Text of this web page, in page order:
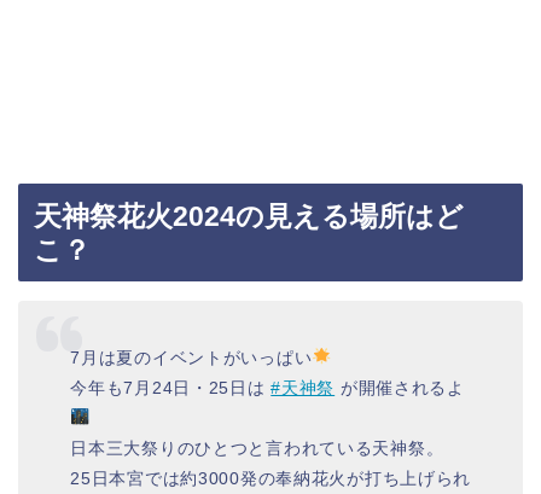
天神祭花火2024の見える場所はど
こ？
7月は夏のイベントがいっぱい
今年も7月24日・25日は#天神祭 が開催されるよ
日本三大祭りのひとつと言われている天神祭。
25日本宮では約3000発の奉納花火が打ち上げられ